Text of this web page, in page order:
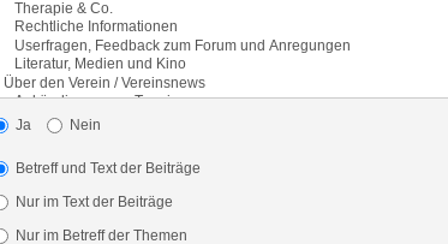
Ja Nein
Betreff und Text der Beiträge
Nur im Text der Beiträge
Nur im Betreff der Themen